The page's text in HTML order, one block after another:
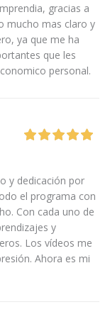
gracias a
mucho mas claro y
ya que me ha
que les
personal.
y dedicación por
el programa con
Con cada uno de
y
Los vídeos me
Ahora es mi